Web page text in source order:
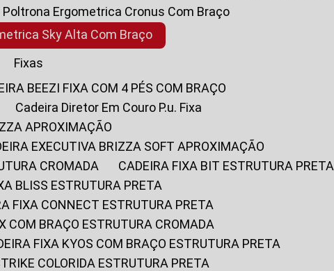
Poltrona Ergometrica Cronus Com Braço
Sky Alta Com Braço
Fixas
BEEZI FIXA COM 4 PÉS COM BRAÇO
Cadeira Diretor Em Couro P.u. Fixa
APROXIMAÇÃO
EXECUTIVA BRIZZA SOFT APROXIMAÇÃO
CROMADA
CADEIRA FIXA BIT ESTRUTURA PRETA
BLISS ESTRUTURA PRETA
FIXA CONNECT ESTRUTURA PRETA
COM BRAÇO ESTRUTURA CROMADA
FIXA KYOS COM BRAÇO ESTRUTURA PRETA
COLORIDA ESTRUTURA PRETA